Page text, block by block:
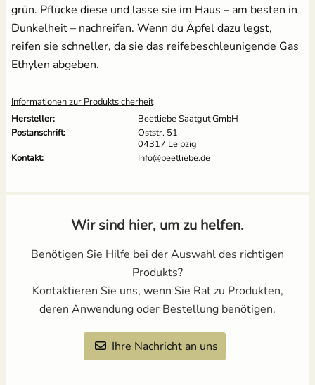
grün. Pflücke diese und lasse sie im Haus – am besten in
Dunkelheit – nachreifen. Wenn du Äpfel dazu legst,
reifen sie schneller, da sie das reifebeschleunigende Gas
Ethylen abgeben.
Informationen zur Produktsicherheit
Hersteller:
Beetliebe Saatgut GmbH
Postanschrift:
Oststr. 51
04317 Leipzig
Kontakt:
Info@beetliebe.de
Wir sind hier, um zu helfen.
Benötigen Sie Hilfe bei der Auswahl des richtigen
Produkts?
Kontaktieren Sie uns, wenn Sie Rat zu Produkten,
deren Anwendung oder Bestellung benötigen.
Ihre Nachricht an uns